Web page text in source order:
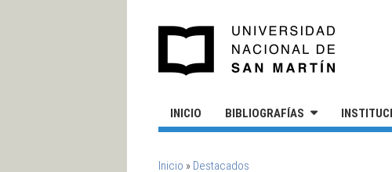
INICIO BIBLIOGRAFÍAS
SE ENCUENTRA USTED AQUÍ
Inicio » Destacados